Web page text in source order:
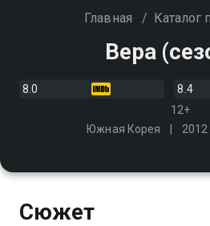
Главная / Каталог
Вера
8.0
8.4
12+
Южная Корея
2012
Сюжет